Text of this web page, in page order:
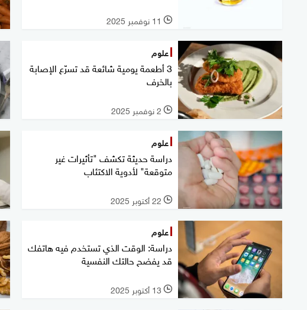
l 11 نوفمبر 2025
علوم
3 أطعمة يومية شائعة قد تسرّع الإصابة
بالخرف
l 2 نوفمبر 2025
علوم
دراسة حديثة تكشف "تأثيرات غير
متوقعة" لأدوية الاكتئاب
l 22 أكتوبر 2025
علوم
دراسة: الوقت الذي تستخدم فيه هاتفك
قد يفضح حالتك النفسية
l 13 أكتوبر 2025